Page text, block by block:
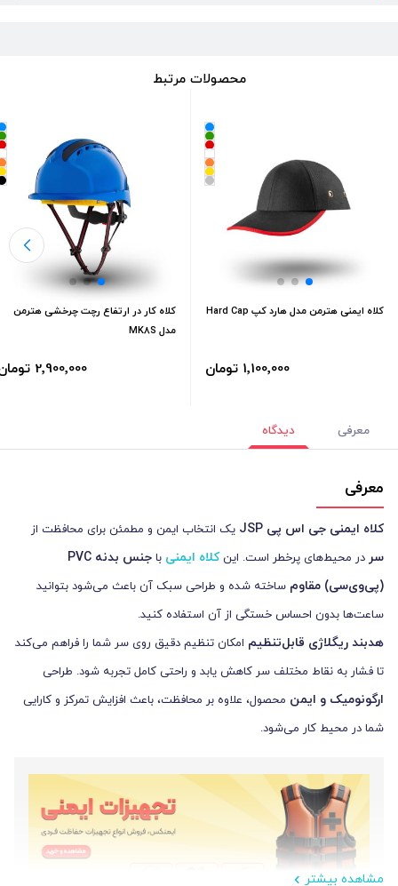
محصولات مرتبط
کلاه ایمنی هترمن مدل هارد کپ Hard Cap
1٬100٬000 تومان
کلاه کار در ارتفاع رچت چرخشی هترمن
مدل MK8S
2٬900٬000 تومان
معرفی دیدگاه
معرفی
کلاه ایمنی جی اس پی یک انتخاب ایمن و مطمئن برای محافظت از
سر در محیط‌های پرخطر است. اینکلاه ایمنی با جنس بدنه
(پی‌وی‌سی) مقاوم ساخته شده و طراحی سبک آن باعث می‌شود بتوانید
ساعت‌ها بدون احساس خستگی از آن استفاده کنید.
هدبند ریگلاژی قابل‌تنظیم امکان تنظیم دقیق روی سر شما را فراهم می‌کند
تا فشار به نقاط مختلف سر کاهش یابد و راحتی کامل تجربه شود. طراحی
ارگونومیک و ایمن محصول، علاوه بر محافظت، باعث افزایش تمرکز و کارایی
شما در محیط کار می‌شود.
مشاهده بیشتر